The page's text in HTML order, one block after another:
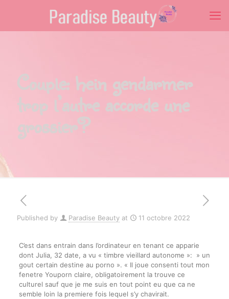
Couple: hein gendarmer
trop l’autre accorde une
grossier?
Published by Paradise Beauty at 11 octobre 2022
C’est dans entrain dans l’ordinateur en tenant ce apparie
dont Julia, 32 date, a vu « timbre vieillard autonome »: » un
gout certain destine au porno ». « Il joue consenti tout mon
fenetre Youporn claire, obligatoirement la trouve ce
culturel sauf que je me suis en tout point eu que ca ne
semble loin la premiere fois lequel s’y chavirait.